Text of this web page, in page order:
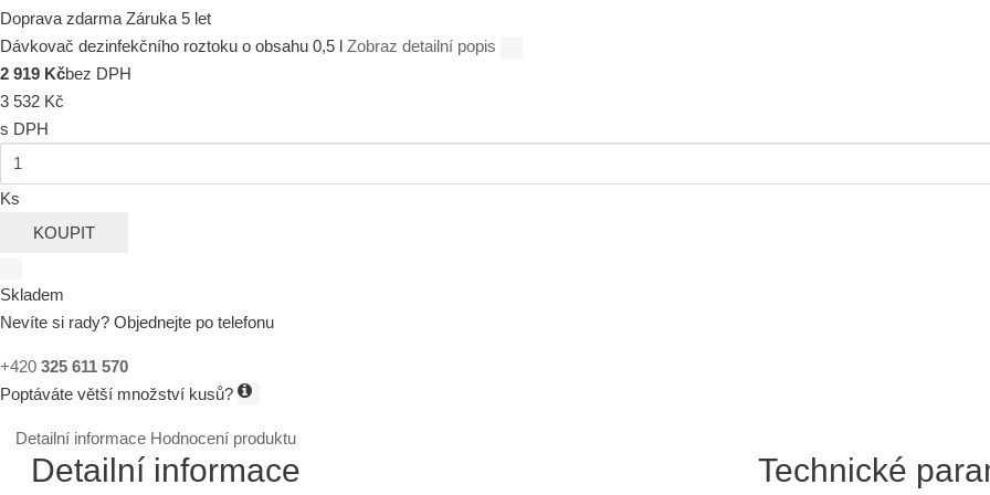
Doprava zdarma Záruka 5 let
Dávkovač dezinfekčního roztoku o obsahu 0,5 l Zobraz detailní popis
2 919 Kčbez DPH
3 532 Kč
s DPH
Ks
KOUPIT
Skladem
Nevíte si rady? Objednejte po telefonu
+420 325 611 570
Poptáváte větší množství kusů?
Detailní informace Hodnocení produktu
Detailní informace Technické